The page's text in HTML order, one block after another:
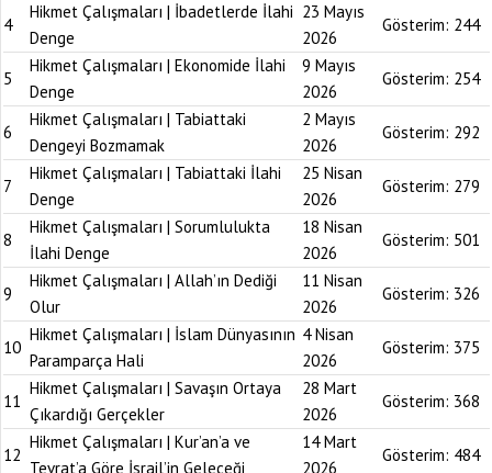
4
Hikmet Çalışmaları | İbadetlerde İlahi
Denge
23 Mayıs
2026
Gösterim: 244
5
Hikmet Çalışmaları | Ekonomide İlahi
Denge
9 Mayıs
2026
Gösterim: 254
6
Hikmet Çalışmaları | Tabiattaki
Dengeyi Bozmamak
2 Mayıs
2026
Gösterim: 292
7
Hikmet Çalışmaları | Tabiattaki İlahi
Denge
25 Nisan
2026
Gösterim: 279
8
Hikmet Çalışmaları | Sorumlulukta
İlahi Denge
18 Nisan
2026
Gösterim: 501
9
Hikmet Çalışmaları | Allah’ın Dediği
Olur
11 Nisan
2026
Gösterim: 326
10
Hikmet Çalışmaları | İslam Dünyasının
Paramparça Hali
4 Nisan
2026
Gösterim: 375
11
Hikmet Çalışmaları | Savaşın Ortaya
Çıkardığı Gerçekler
28 Mart
2026
Gösterim: 368
12
Hikmet Çalışmaları | Kur’an’a ve
Tevrat’a Göre İsrail’in Geleceği
14 Mart
2026
Gösterim: 484